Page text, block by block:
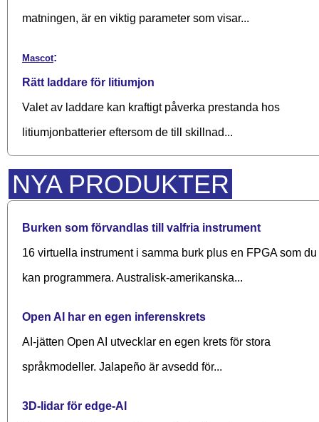
matningen, är en viktig parameter som visar...
Mascot:
Rätt laddare för litiumjon
Valet av laddare kan kraftigt påverka prestanda hos
litiumjonbatterier eftersom de till skillnad...
NYA PRODUKTER
Burken som förvandlas till valfria instrument
16 virtuella instrument i samma burk plus en FPGA som du
kan programmera. Australisk-amerikanska...
Open AI har en egen inferenskrets
AI-jätten Open AI utvecklar en egen krets för stora
språkmodeller. Jalapeño är avsedd för...
3D-lidar för edge-AI